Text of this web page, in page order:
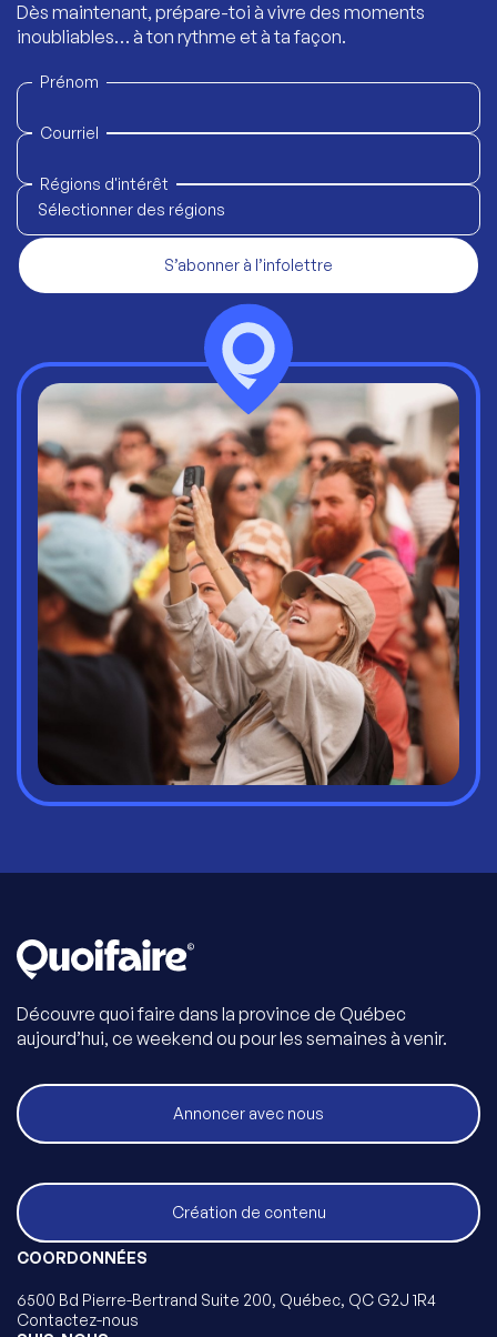
Dès maintenant, prépare-toi à vivre des moments
inoubliables… à ton rythme et à ta façon.
Prénom
Courriel
Régions d'intérêt
Sélectionner des régions
S’abonner à l’infolettre
Découvre quoi faire dans la province de Québec
aujourd’hui, ce weekend ou pour les semaines à venir.
Annoncer avec nous
Création de contenu
COORDONNÉES
6500 Bd Pierre-Bertrand Suite 200, Québec, QC G2J 1R4
Contactez-nous